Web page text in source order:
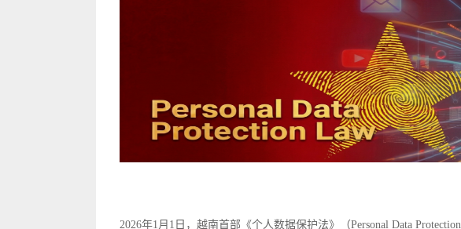
2026年1月1日，越南首部《个人数据保护法》（Personal Data